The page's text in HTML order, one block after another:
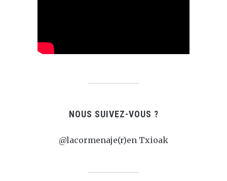
NOUS SUIVEZ-VOUS ?
@lacormenaje(r)en Txioak